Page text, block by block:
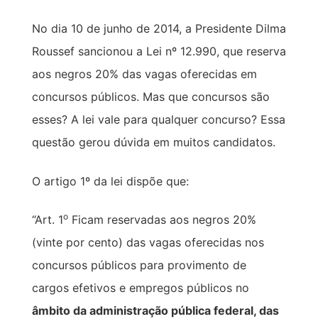
No dia 10 de junho de 2014, a Presidente Dilma
Roussef sancionou a Lei nº 12.990, que reserva
aos negros 20% das vagas oferecidas em
concursos públicos. Mas que concursos são
esses? A lei vale para qualquer concurso? Essa
questão gerou dúvida em muitos candidatos.
O artigo 1º da lei dispõe que:
“Art. 1oFicam reservadas aos negros 20%
(vinte por cento) das vagas oferecidas nos
concursos públicos para provimento de
cargos efetivos e empregos públicos no
âmbito da administração pública federal, das